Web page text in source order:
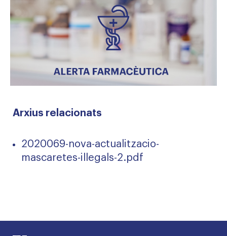
Arxius relacionats
2020069-nova-actualitzacio-
mascaretes-illegals-2.pdf